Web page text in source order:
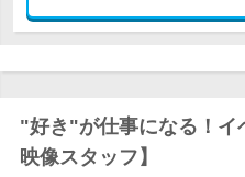
"好き"が仕事になる！イ
映像スタッフ】